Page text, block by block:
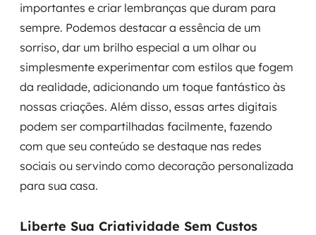
importantes e criar lembranças que duram para
sempre. Podemos destacar a essência de um
sorriso, dar um brilho especial a um olhar ou
simplesmente experimentar com estilos que fogem
da realidade, adicionando um toque fantástico às
nossas criações. Além disso, essas artes digitais
podem ser compartilhadas facilmente, fazendo
com que seu conteúdo se destaque nas redes
sociais ou servindo como decoração personalizada
para sua casa.
Liberte Sua Criatividade Sem Custos